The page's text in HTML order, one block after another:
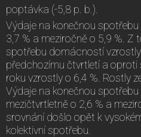
poptávka (-5,8 p. b.).
Výdaje na konečnou
3,7 % a meziročně o 5,9 %. Z
spotřebu domácností
předchozímu čtvrtletí a oproti
roku vzrostly o 6,4 %. Rostly
Výdaje na konečnou
mezičtvrtletně o 2,6 % a
srovnání došlo opět k
kolektivní spotřebu.